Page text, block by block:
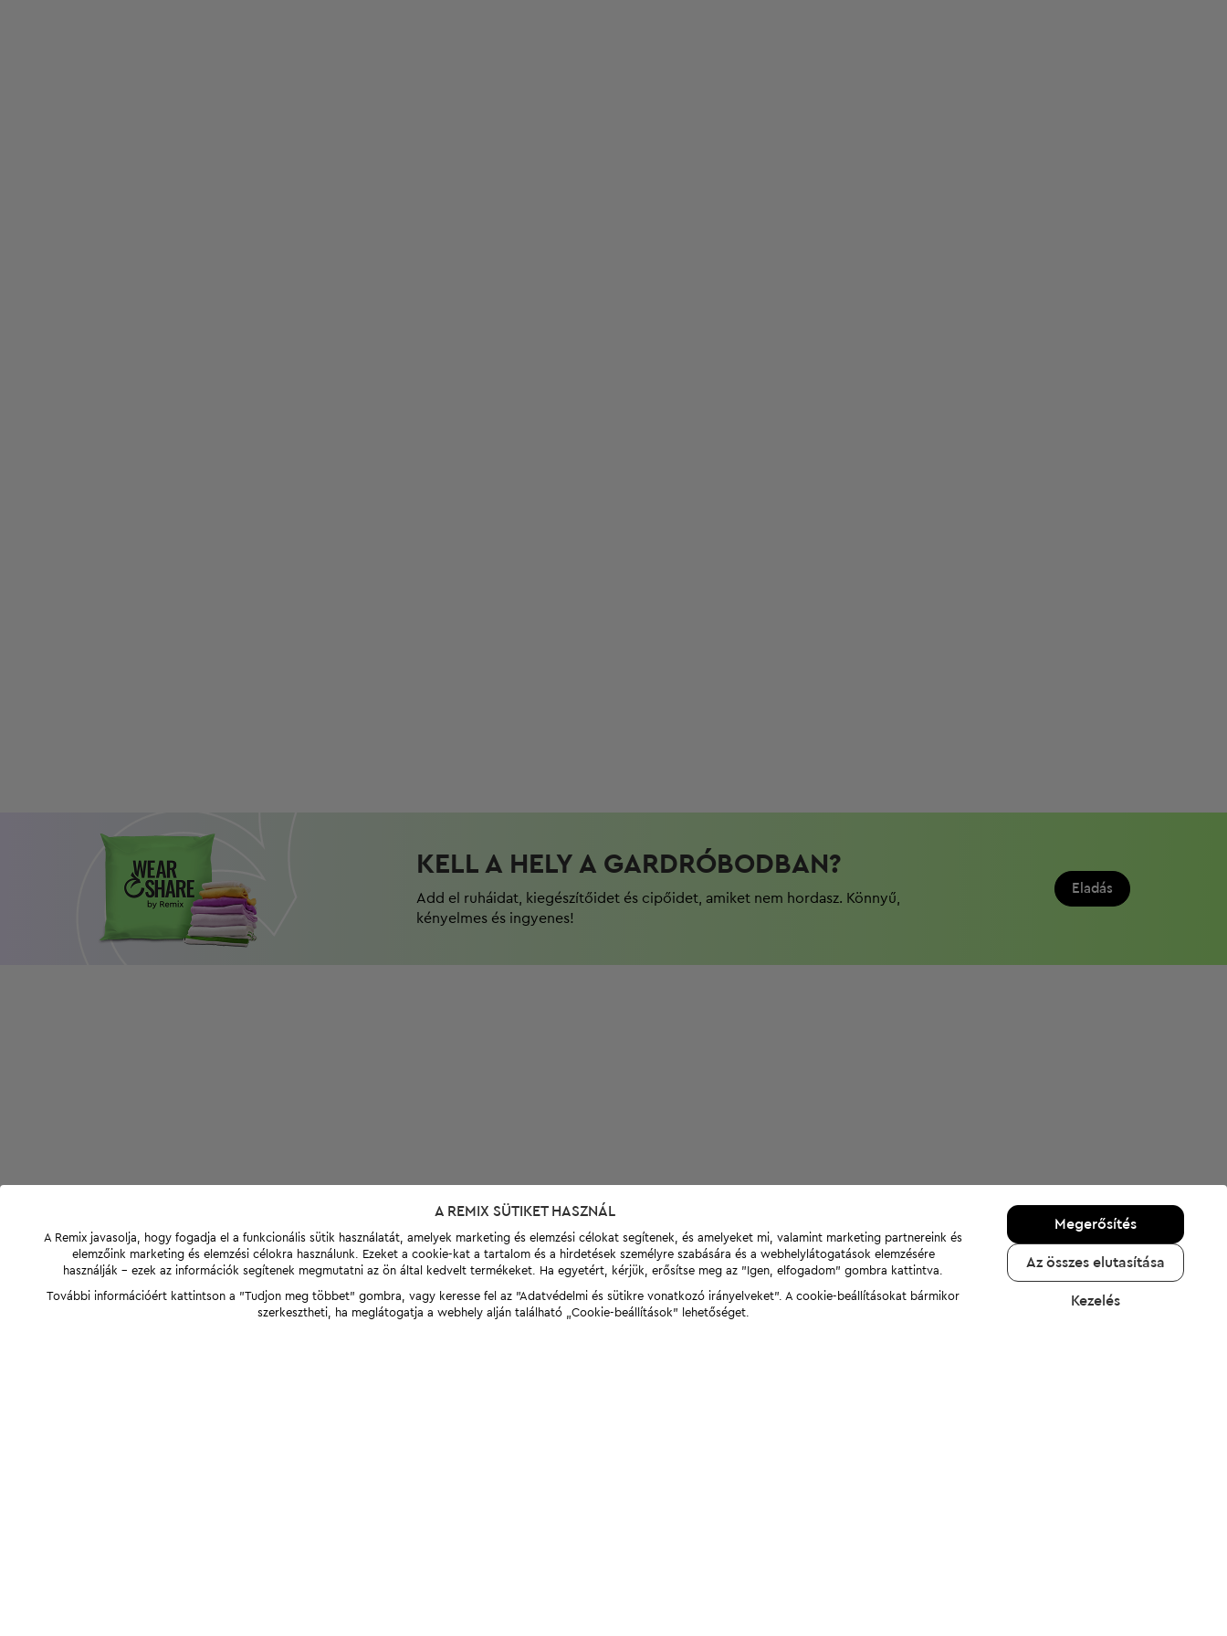
KELL A HELY A GARDRÓBODBAN?
Add el ruháidat, kiegészítőidet és cipőidet, amiket nem hordasz. Könnyű,
kényelmes és ingyenes!
Eladás
A REMIX SÜTIKET HASZNÁL
A Remix javasolja, hogy fogadja el a funkcionális sütik használatát, amelyek marketing és elemzési célokat segítenek, és amelyeket mi, valamint marketing partnereink és
elemzőink marketing és elemzési célokra használunk. Ezeket a cookie-kat a tartalom és a hirdetések személyre szabására és a webhelylátogatások elemzésére
használják - ezek az információk segítenek megmutatni az ön által kedvelt termékeket. Ha egyetért, kérjük, erősítse meg az "Igen, elfogadom" gombra kattintva.
További információért kattintson a "Tudjon meg többet" gombra, vagy keresse fel az "Adatvédelmi és sütikre vonatkozó irányelveket". A cookie-beállításokat bármikor
szerkesztheti, ha meglátogatja a webhely alján található „Cookie-beállítások” lehetőséget.
Megerősítés
Az összes elutasítása
Kezelés